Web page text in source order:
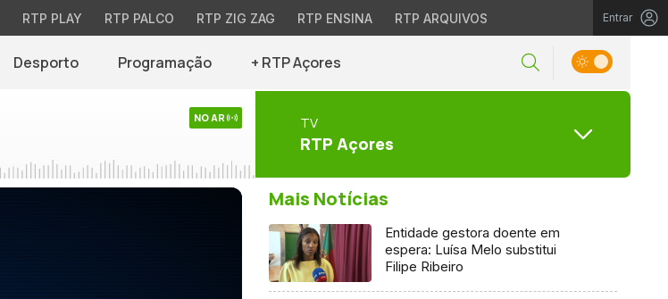
RTP PLAY RTP PALCO RTP ZIG ZAG RTP ENSINA RTP ARQUIVOS Entrar
Desporto Programação + RTP Açores
NO AR TV
RTP Açores
Mais Notícias
Entidade gestora doente em
espera: Luísa Melo substitui
Filipe Ribeiro